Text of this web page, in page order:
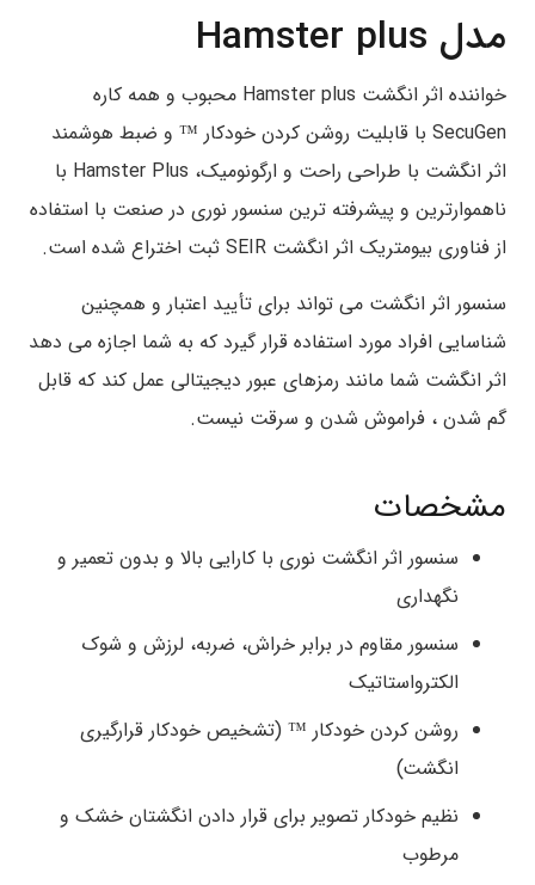
مدل Hamster plus
خواننده اثر انگشت Hamster plus محبوب و همه کاره
SecuGen با قابلیت روشن کردن خودکار ™ و ضبط هوشمند
اثر انگشت با طراحی راحت و ارگونومیک، Hamster Plus با
ناهموارترین و پیشرفته ترین سنسور نوری در صنعت با استفاده
از فناوری بیومتریک اثر انگشت SEIR ثبت اختراع شده است.
سنسور اثر انگشت می تواند برای تأیید اعتبار و همچنین
شناسایی افراد مورد استفاده قرار گیرد که به شما اجازه می دهد
اثر انگشت شما مانند رمزهای عبور دیجیتالی عمل کند که قابل
گم شدن ، فراموش شدن و سرقت نیست.
مشخصات
سنسور اثر انگشت نوری با کارایی بالا و بدون تعمیر و
نگهداری
سنسور مقاوم در برابر خراش، ضربه، لرزش و شوک
الکترواستاتیک
روشن کردن خودکار ™ (تشخیص خودکار قرارگیری
انگشت)
نظیم خودکار تصویر برای قرار دادن انگشتان خشک و
مرطوب